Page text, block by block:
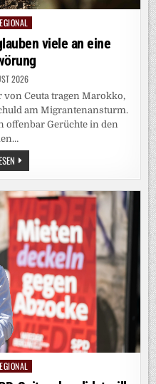
viele an eine
2026
Ceuta tragen Marokko,
am Migrantenansturm.
offenbar Gerüchte in den
FAKE
NEWS:
IN
CEUTA
GLAUBEN
VIELE
AN
EINE
VERSCHWÖRUNG